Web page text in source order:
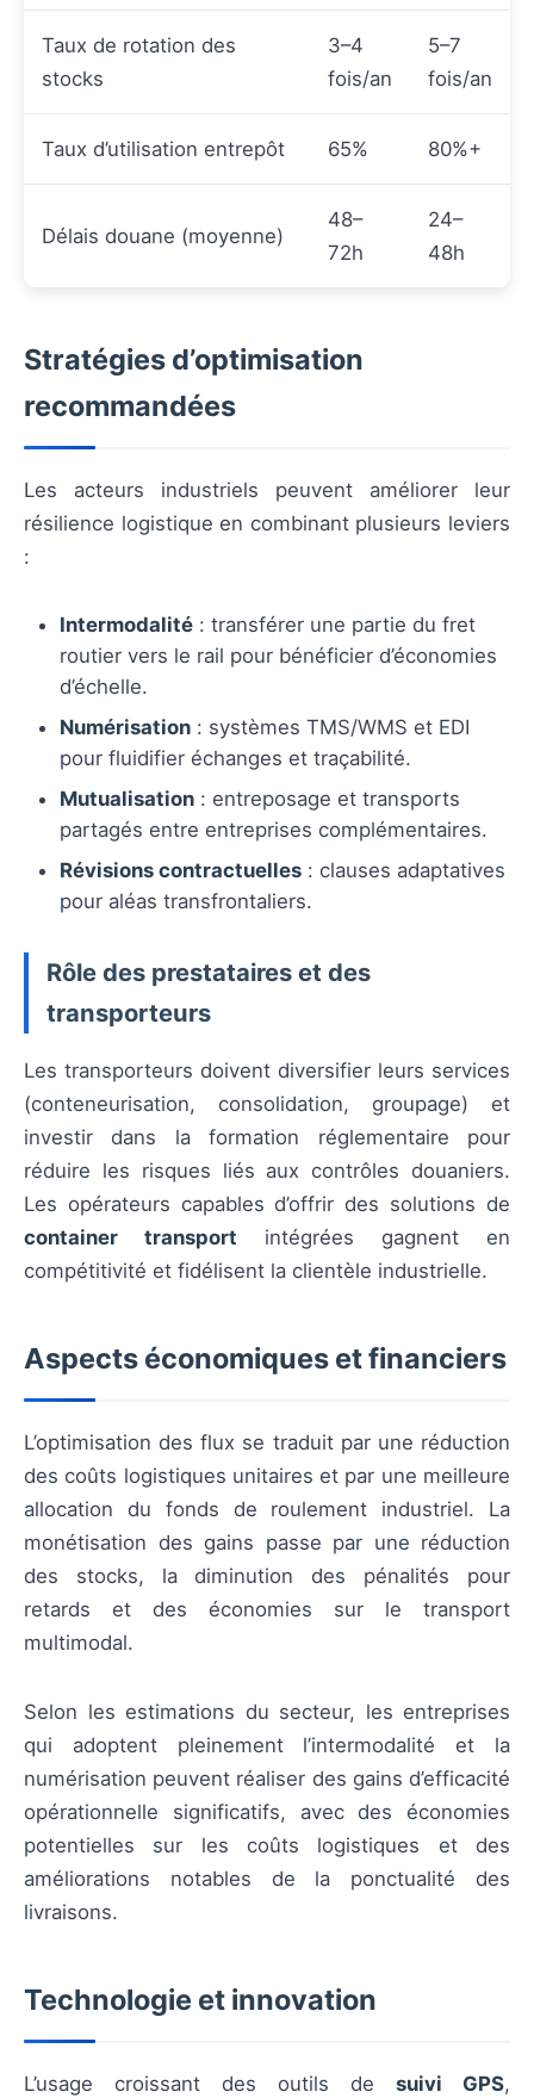
Taux de rotation des
stocks
3–4
fois/an
5–7
fois/an
Taux d’utilisation entrepôt 65% 80%+
Délais douane (moyenne)
48–
72h
24–
48h
Stratégies d’optimisation
recommandées
Les acteurs industriels peuvent améliorer leur
résilience logistique en combinant plusieurs leviers
:
Intermodalité : transférer une partie du fret
routier vers le rail pour bénéficier d’économies
d’échelle.
Numérisation : systèmes TMS/WMS et EDI
pour fluidifier échanges et traçabilité.
Mutualisation : entreposage et transports
partagés entre entreprises complémentaires.
Révisions contractuelles : clauses adaptatives
pour aléas transfrontaliers.
Rôle des prestataires et des
transporteurs
Les transporteurs doivent diversifier leurs services
(conteneurisation, consolidation, groupage) et
investir dans la formation réglementaire pour
réduire les risques liés aux contrôles douaniers.
Les opérateurs capables d’offrir des solutions de
container transport intégrées gagnent en
compétitivité et fidélisent la clientèle industrielle.
Aspects économiques et financiers
L’optimisation des flux se traduit par une réduction
des coûts logistiques unitaires et par une meilleure
allocation du fonds de roulement industriel. La
monétisation des gains passe par une réduction
des stocks, la diminution des pénalités pour
retards et des économies sur le transport
multimodal.
Selon les estimations du secteur, les entreprises
qui adoptent pleinement l’intermodalité et la
numérisation peuvent réaliser des gains d’efficacité
opérationnelle significatifs, avec des économies
potentielles sur les coûts logistiques et des
améliorations notables de la ponctualité des
livraisons.
Technologie et innovation
L’usage croissant des outils de suivi GPS,